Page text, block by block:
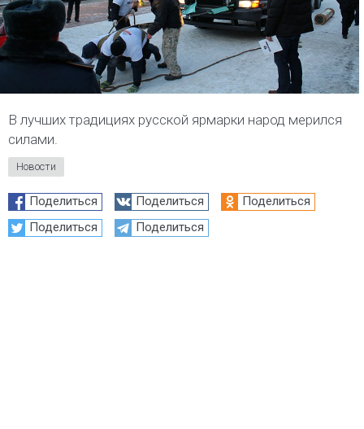
В лучших традициях русской ярмарки народ мерился
силами.
Новости
Поделиться Поделиться
Поделиться
Поделиться
Поделиться